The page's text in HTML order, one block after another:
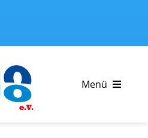
Menü